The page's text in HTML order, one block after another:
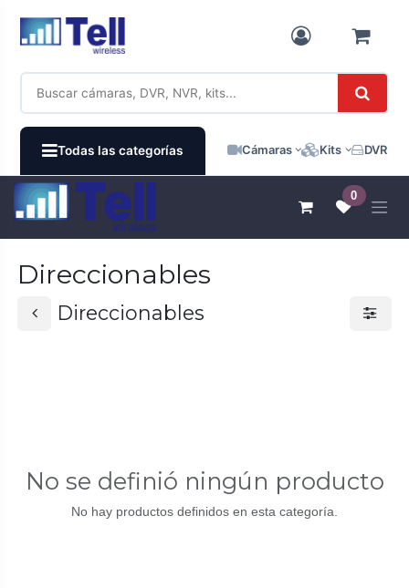
Todas las categorías Cámaras Kits DVR /
0
Direccionables
Direccionables
No se definió ningún producto
No hay productos definidos en esta categoría.